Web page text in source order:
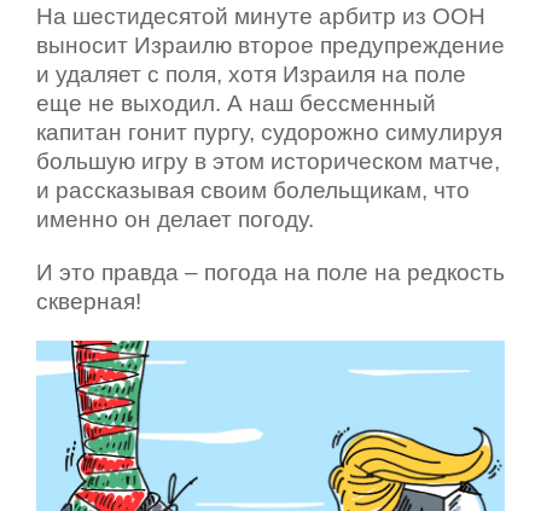
На шестидесятой минуте арбитр из ООН
выносит Израилю второе предупреждение
и удаляет с поля, хотя Израиля на поле
еще не выходил. А наш бессменный
капитан гонит пургу, судорожно симулируя
большую игру в этом историческом матче,
и рассказывая своим болельщикам, что
именно он делает погоду.
И это правда – погода на поле на редкость
скверная!